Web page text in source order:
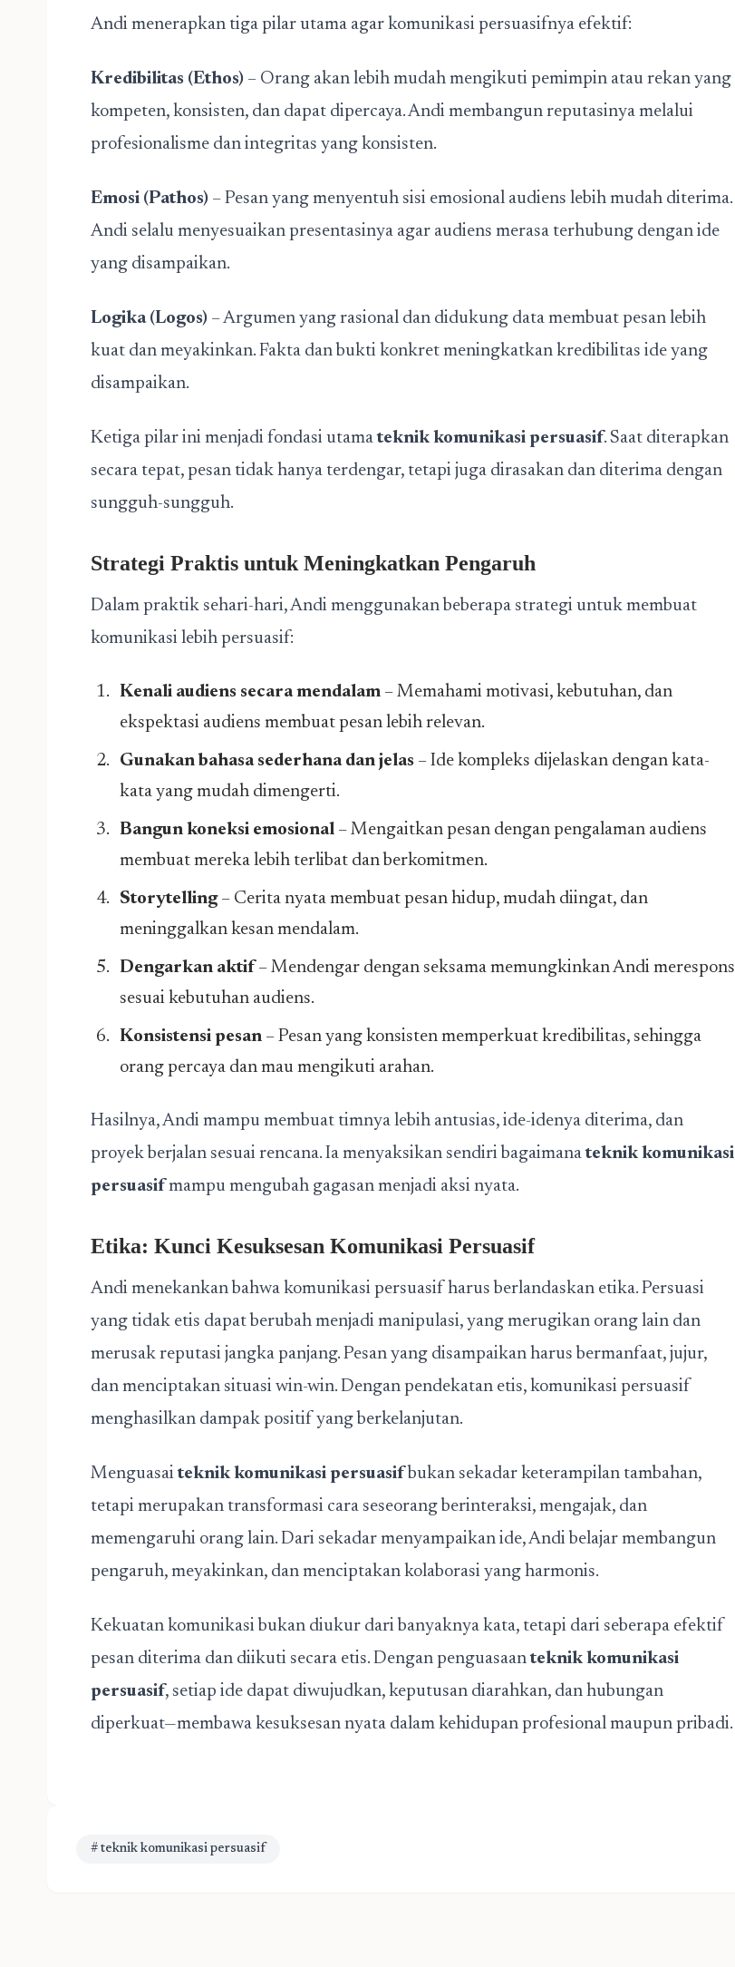
Andi menerapkan tiga pilar utama agar komunikasi persuasifnya efektif:
Kredibilitas (Ethos) – Orang akan lebih mudah mengikuti pemimpin atau rekan yang
kompeten, konsisten, dan dapat dipercaya. Andi membangun reputasinya melalui
profesionalisme dan integritas yang konsisten.
Emosi (Pathos) – Pesan yang menyentuh sisi emosional audiens lebih mudah diterima.
Andi selalu menyesuaikan presentasinya agar audiens merasa terhubung dengan ide
yang disampaikan.
Logika (Logos) – Argumen yang rasional dan didukung data membuat pesan lebih
kuat dan meyakinkan. Fakta dan bukti konkret meningkatkan kredibilitas ide yang
disampaikan.
Ketiga pilar ini menjadi fondasi utamateknik komunikasi persuasif. Saat diterapkan
secara tepat, pesan tidak hanya terdengar, tetapi juga dirasakan dan diterima dengan
sungguh-sungguh.
Strategi Praktis untuk Meningkatkan Pengaruh
Dalam praktik sehari-hari, Andi menggunakan beberapa strategi untuk membuat
komunikasi lebih persuasif:
Kenali audiens secara mendalam – Memahami motivasi, kebutuhan, dan
ekspektasi audiens membuat pesan lebih relevan.
Gunakan bahasa sederhana dan jelas – Ide kompleks dijelaskan dengan kata-
kata yang mudah dimengerti.
Bangun koneksi emosional – Mengaitkan pesan dengan pengalaman audiens
membuat mereka lebih terlibat dan berkomitmen.
Storytelling– Cerita nyata membuat pesan hidup, mudah diingat, dan
meninggalkan kesan mendalam.
Dengarkan aktif – Mendengar dengan seksama memungkinkan Andi merespons
sesuai kebutuhan audiens.
Konsistensi pesan – Pesan yang konsisten memperkuat kredibilitas, sehingga
orang percaya dan mau mengikuti arahan.
Hasilnya, Andi mampu membuat timnya lebih antusias, ide-idenya diterima, dan
proyek berjalan sesuai rencana. Ia menyaksikan sendiri bagaimanateknik komunikasi
persuasif mampu mengubah gagasan menjadi aksi nyata.
Etika: Kunci Kesuksesan Komunikasi Persuasif
Andi menekankan bahwa komunikasi persuasif harus berlandaskan etika. Persuasi
yang tidak etis dapat berubah menjadi manipulasi, yang merugikan orang lain dan
merusak reputasi jangka panjang. Pesan yang disampaikan harus bermanfaat, jujur,
dan menciptakan situasi win-win. Dengan pendekatan etis, komunikasi persuasif
menghasilkan dampak positif yang berkelanjutan.
Menguasaiteknik komunikasi persuasif bukan sekadar keterampilan tambahan,
tetapi merupakan transformasi cara seseorang berinteraksi, mengajak, dan
memengaruhi orang lain. Dari sekadar menyampaikan ide, Andi belajar membangun
pengaruh, meyakinkan, dan menciptakan kolaborasi yang harmonis.
Kekuatan komunikasi bukan diukur dari banyaknya kata, tetapi dari seberapa efektif
pesan diterima dan diikuti secara etis. Dengan penguasaanteknik komunikasi
persuasif, setiap ide dapat diwujudkan, keputusan diarahkan, dan hubungan
diperkuat—membawa kesuksesan nyata dalam kehidupan profesional maupun pribadi.
# teknik komunikasi persuasif